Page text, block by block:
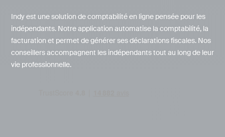
Indy est une solution de comptabilité en ligne pensée pour les
indépendants. Notre application automatise la comptabilité, la
facturation et permet de générer ses déclarations fiscales. Nos
conseillers accompagnent les indépendants tout au long de leur
vie professionnelle.